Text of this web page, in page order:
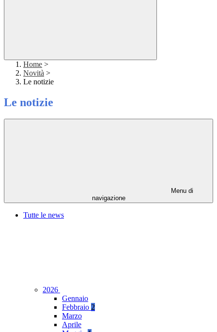
Home >
Novità >
Le notizie
Le notizie
Menu di
navigazione
Tutte le news
2026
Gennaio
Febbraio 2
Marzo
Aprile